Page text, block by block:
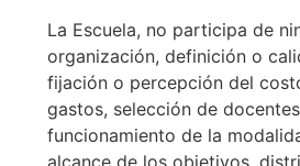
La Escuela, no participa de
organización, definición o
fijación o percepción del
gastos, selección de
funcionamiento de la
alcance de los objetivos,